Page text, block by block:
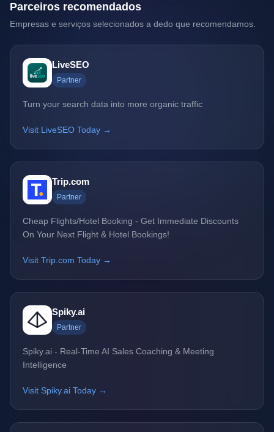
Parceiros recomendados
Empresas e serviços selecionados a dedo que recomendamos.
LiveSEO
Partner
Turn your search data into more organic traffic
Visit LiveSEO Today →
Trip.com
Partner
Cheap Flights/Hotel Booking - Get Immediate Discounts
On Your Next Flight & Hotel Bookings!
Visit Trip.com Today →
Spiky.ai
Partner
Spiky.ai - Real-Time AI Sales Coaching & Meeting
Intelligence
Visit Spiky.ai Today →